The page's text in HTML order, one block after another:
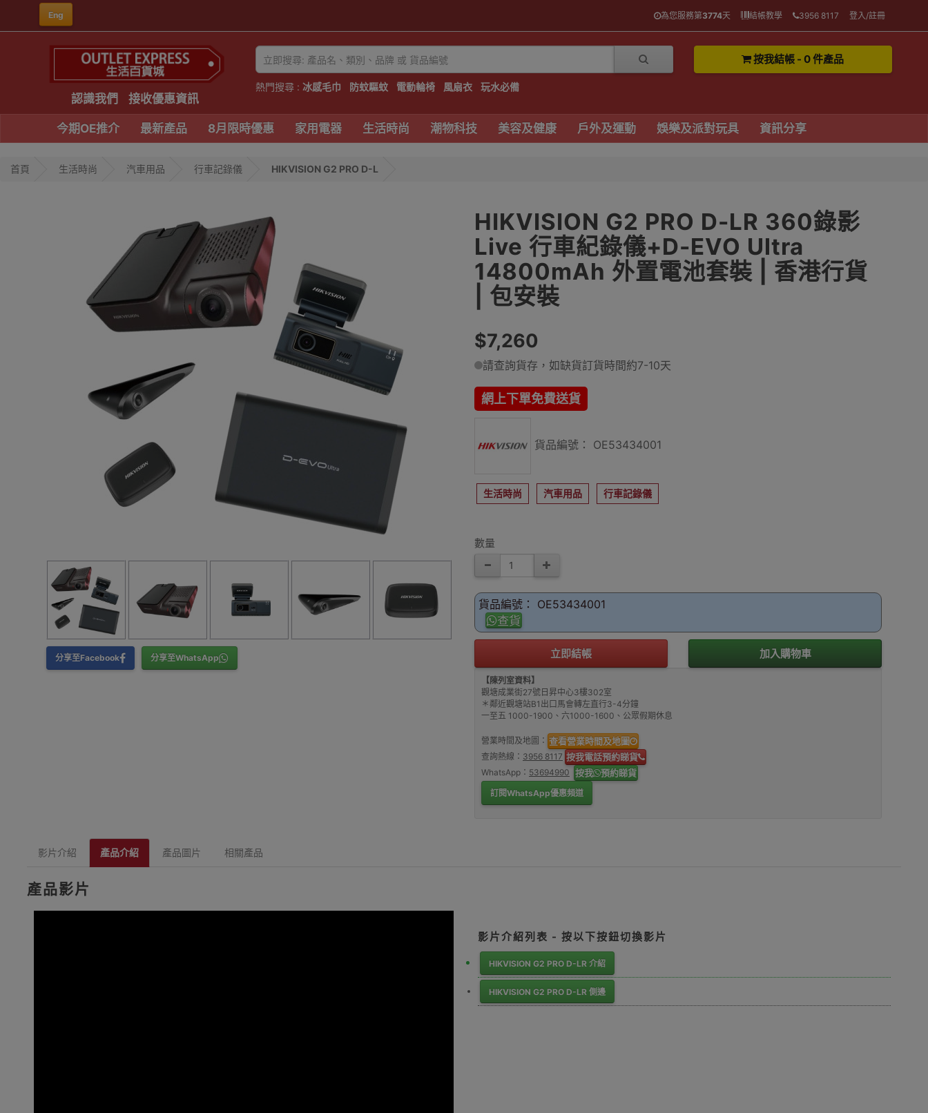
Eng 為您服務第3774天 結帳教學 3956 8117 登入/註冊
認識我們 接收優惠資訊
熱門搜尋 : 冰感毛巾 防蚊驅蚊 電動輪椅 風扇衣 玩水必備
按我結帳 - 0 件產品
今期OE推介 最新產品 8月限時優惠 家用電器 生活時尚 潮物科技 美容及健康 戶外及運動 娛樂及派對玩具 資訊分享
首頁 生活時尚 汽車用品 行車記錄儀 HIKVISION G2 PRO D-L
分享至Facebook 分享至WhatsApp
HIKVISION G2 PRO D-LR 360錄影
Live 行車紀錄儀+D-EVO Ultra
14800mAh 外置電池套裝 | 香港行貨
| 包安裝
$7,260
請查詢貨存，如缺貨訂貨時間約7-10天
網上下單免費送貨
貨品編號： OE53434001
生活時尚 汽車用品 行車記錄儀
數量
貨品編號： OE53434001
查貨
立即結帳 加入購物車
【陳列室資料】
觀塘成業街27號日昇中心3樓302室
＊鄰近觀塘站B1出口馬會轉左直行3-4分鐘
一至五 1000-1900、六1000-1600、公眾假期休息
營業時間及地圖： 查看營業時間及地圖
查詢熱線： 3956 8117 按我電話預約睇貨
WhatsApp： 53694990 按我 預約睇貨
訂閱WhatsApp優惠頻道
影片介紹 產品介紹 產品圖片 相關產品
產品影片
影片介紹列表 - 按以下按鈕切換影片
HIKVISION G2 PRO D-LR 介紹
HIKVISION G2 PRO D-LR 側邊